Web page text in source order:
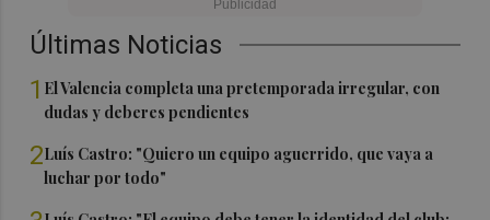
Últimas Noticias
1 El Valencia completa una pretemporada irregular, con
dudas y deberes pendientes
2Luís Castro: "Quiero un equipo aguerrido, que vaya a
luchar por todo"